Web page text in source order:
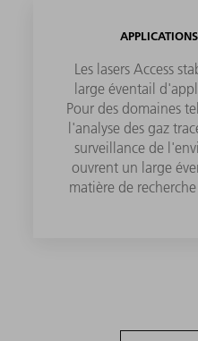
Les lasers Access
large éventail
Pour des domaines
l'analyse des gaz
surveillance de
ouvrent un large
matière de